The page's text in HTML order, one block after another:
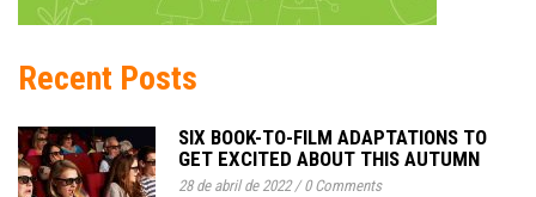
Recent Posts
SIX BOOK-TO-FILM ADAPTATIONS TO
GET EXCITED ABOUT THIS AUTUMN
28 de abril de 2022/0 Comments